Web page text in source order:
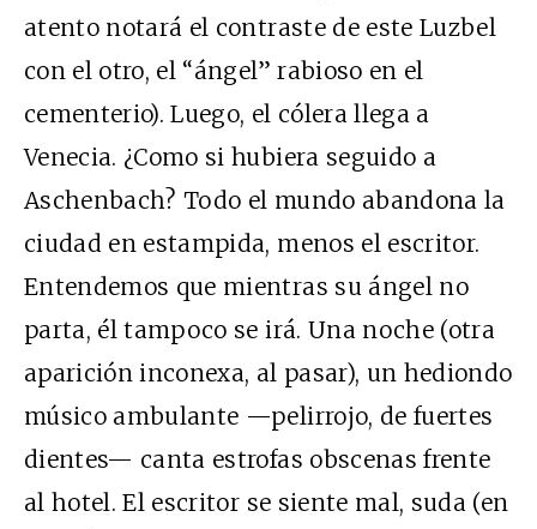
atento notará el contraste de este Luzbel
con el otro, el “ángel” rabioso en el
cementerio). Luego, el cólera llega a
Venecia. ¿Como si hubiera seguido a
Aschenbach? Todo el mundo abandona la
ciudad en estampida, menos el escritor.
Entendemos que mientras su ángel no
parta, él tampoco se irá. Una noche (otra
aparición inconexa, al pasar), un hediondo
músico ambulante —pelirrojo, de fuertes
dientes— canta estrofas obscenas frente
al hotel. El escritor se siente mal, suda (en